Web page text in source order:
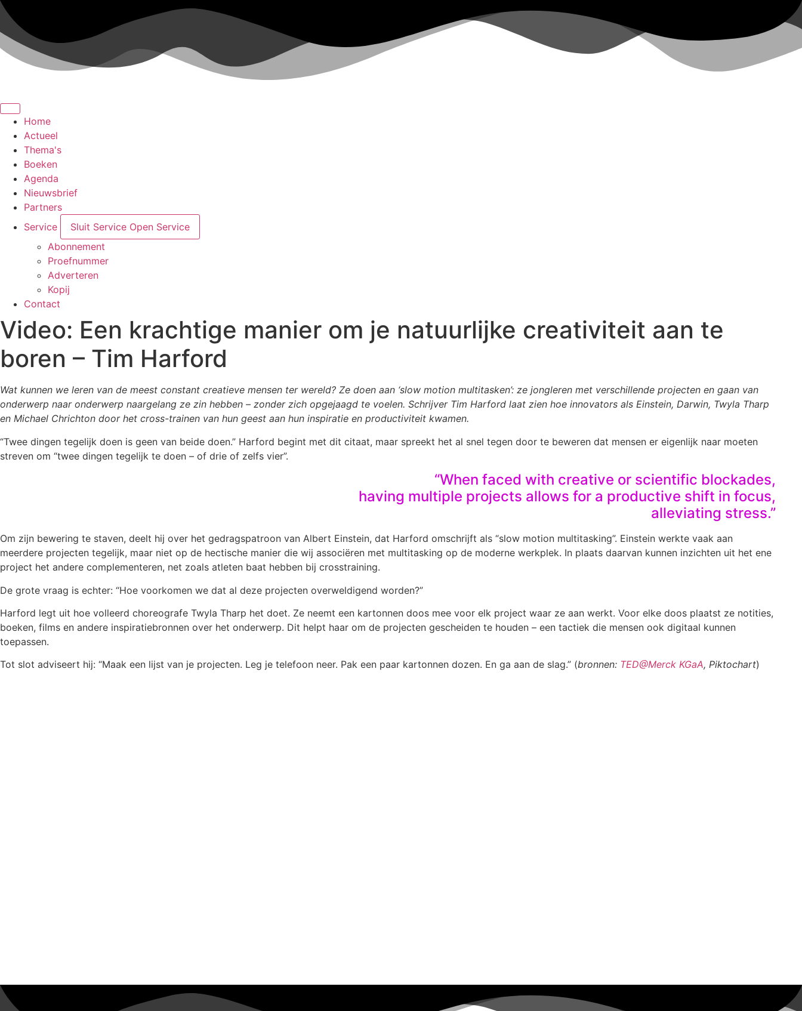
Ga
naar
de
inhoud
Home
Actueel
Thema's
Boeken
Agenda
Nieuwsbrief
Partners
Service
Sluit Service Open Service
Abonnement
Proefnummer
Adverteren
Kopij
Contact
Video: Een krachtige manier om je natuurlijke creativiteit aan te
boren – Tim Harford
Wat kunnen we leren van de meest constant creatieve mensen ter wereld? Ze doen aan ‘slow motion multitasken’: ze jongleren met verschillende projecten en gaan van
onderwerp naar onderwerp naargelang ze zin hebben – zonder zich opgejaagd te voelen. Schrijver Tim Harford laat zien hoe innovators als Einstein, Darwin, Twyla Tharp
en Michael Chrichton door het cross-trainen van hun geest aan hun inspiratie en productiviteit kwamen.
“Twee dingen tegelijk doen is geen van beide doen.” Harford begint met dit citaat, maar spreekt het al snel tegen door te beweren dat mensen er eigenlijk naar moeten
streven om “twee dingen tegelijk te doen – of drie of zelfs vier”.
“When faced with creative or scientific blockades,
having multiple projects allows for a productive shift in focus,
alleviating stress.”
Om zijn bewering te staven, deelt hij over het gedragspatroon van Albert Einstein, dat Harford omschrijft als “slow motion multitasking”. Einstein werkte vaak aan
meerdere projecten tegelijk, maar niet op de hectische manier die wij associëren met multitasking op de moderne werkplek. In plaats daarvan kunnen inzichten uit het ene
project het andere complementeren, net zoals atleten baat hebben bij crosstraining.
De grote vraag is echter: “Hoe voorkomen we dat al deze projecten overweldigend worden?”
Harford legt uit hoe volleerd choreografe Twyla Tharp het doet. Ze neemt een kartonnen doos mee voor elk project waar ze aan werkt. Voor elke doos plaatst ze notities,
boeken, films en andere inspiratiebronnen over het onderwerp. Dit helpt haar om de projecten gescheiden te houden – een tactiek die mensen ook digitaal kunnen
toepassen.
Tot slot adviseert hij: “Maak een lijst van je projecten. Leg je telefoon neer. Pak een paar kartonnen dozen. En ga aan de slag.” (bronnen: TED@Merck KGaA, Piktochart)